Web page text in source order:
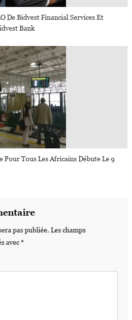
De Bidvest Financial Services Et
Bank
Pour Tous Les Africains Débute Le 9
pas publiée. Les champs
avec*